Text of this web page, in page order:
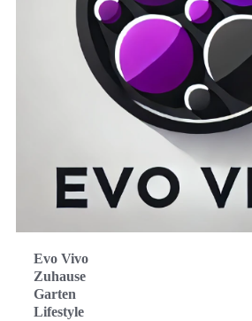
Evo Vivo
Zuhause
Garten
Lifestyle